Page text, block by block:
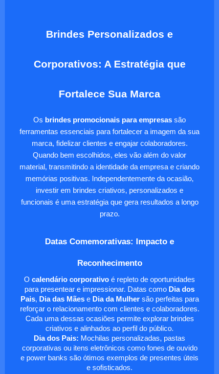
Brindes Personalizados e
Corporativos: A Estratégia que
Fortalece Sua Marca
Os brindes promocionais para empresas são
ferramentas essenciais para fortalecer a imagem da sua
marca, fidelizar clientes e engajar colaboradores.
Quando bem escolhidos, eles vão além do valor
material, transmitindo a identidade da empresa e criando
memórias positivas. Independentemente da ocasião,
investir em brindes criativos, personalizados e
funcionais é uma estratégia que gera resultados a longo
prazo.
Datas Comemorativas: Impacto e
Reconhecimento
O calendário corporativo é repleto de oportunidades
para presentear e impressionar. Datas como Dia dos
Pais, Dia das Mãese Dia da Mulhersão perfeitas para
reforçar o relacionamento com clientes e colaboradores.
Cada uma dessas ocasiões permite explorar brindes
criativos e alinhados ao perfil do público.
Dia dos Pais: Mochilas personalizadas, pastas
corporativas ou itens eletrônicos como fones de ouvido
e power banks são ótimos exemplos de presentes úteis
e sofisticados.